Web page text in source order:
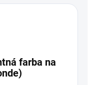
farba na